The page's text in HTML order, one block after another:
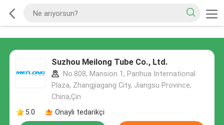
Suzhou Meilong Tube Co., Ltd.
No.808, Mansion 1, Panhua International
Plaza, Zhangjiagang City, Jiangsu Province,
China,Çin
5.0
Onaylı tedarikçi